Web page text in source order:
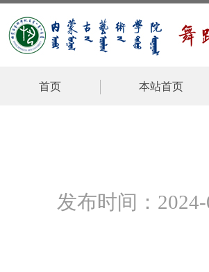
首页 本站首页
发布时间：